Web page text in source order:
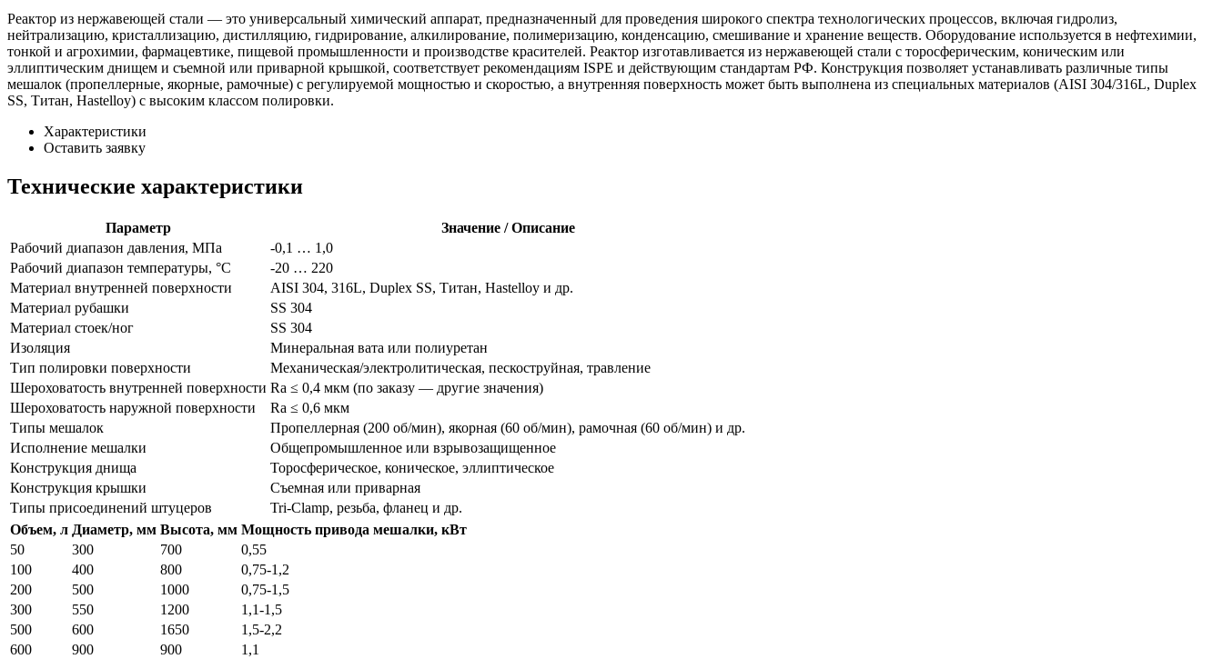
Реактор из нержавеющей стали — это универсальный химический аппарат, предназначенный для проведения широкого спектра технологических процессов, включая гидролиз,
нейтрализацию, кристаллизацию, дистилляцию, гидрирование, алкилирование, полимеризацию, конденсацию, смешивание и хранение веществ. Оборудование используется в нефтехимии,
тонкой и агрохимии, фармацевтике, пищевой промышленности и производстве красителей. Реактор изготавливается из нержавеющей стали с торосферическим, коническим или
эллиптическим днищем и съемной или приварной крышкой, соответствует рекомендациям ISPE и действующим стандартам РФ. Конструкция позволяет устанавливать различные типы
мешалок (пропеллерные, якорные, рамочные) с регулируемой мощностью и скоростью, а внутренняя поверхность может быть выполнена из специальных материалов (AISI 304/316L, Duplex
SS, Титан, Hastelloy) с высоким классом полировки.
Характеристики
Оставить заявку
Технические характеристики
Параметр
Значение / Описание
Рабочий диапазон давления, МПа
-0,1 … 1,0
Рабочий диапазон температуры, °C
-20 … 220
Материал внутренней поверхности
AISI 304, 316L, Duplex SS, Титан, Hastelloy и др.
Материал рубашки
SS 304
Материал стоек/ног
SS 304
Изоляция
Минеральная вата или полиуретан
Тип полировки поверхности
Механическая/электролитическая, пескоструйная, травление
Шероховатость внутренней поверхности Ra ≤ 0,4 мкм (по заказу — другие значения)
Шероховатость наружной поверхности
Ra ≤ 0,6 мкм
Типы мешалок
Пропеллерная (200 об/мин), якорная (60 об/мин), рамочная (60 об/мин) и др.
Исполнение мешалки
Общепромышленное или взрывозащищенное
Конструкция днища
Торосферическое, коническое, эллиптическое
Конструкция крышки
Съемная или приварная
Типы присоединений штуцеров
Tri-Clamp, резьба, фланец и др.
Объем, л Диаметр, мм Высота, мм Мощность привода мешалки, кВт
50
300 700
0,55
100
400 800
0,75-1,2
200
500 1000
0,75-1,5
300
550 1200
1,1-1,5
500
600 1650
1,5-2,2
600
900 900
1,1